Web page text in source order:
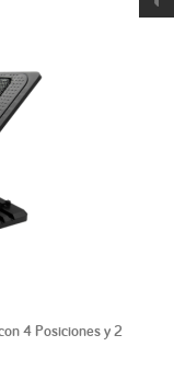
4 Posiciones y 2